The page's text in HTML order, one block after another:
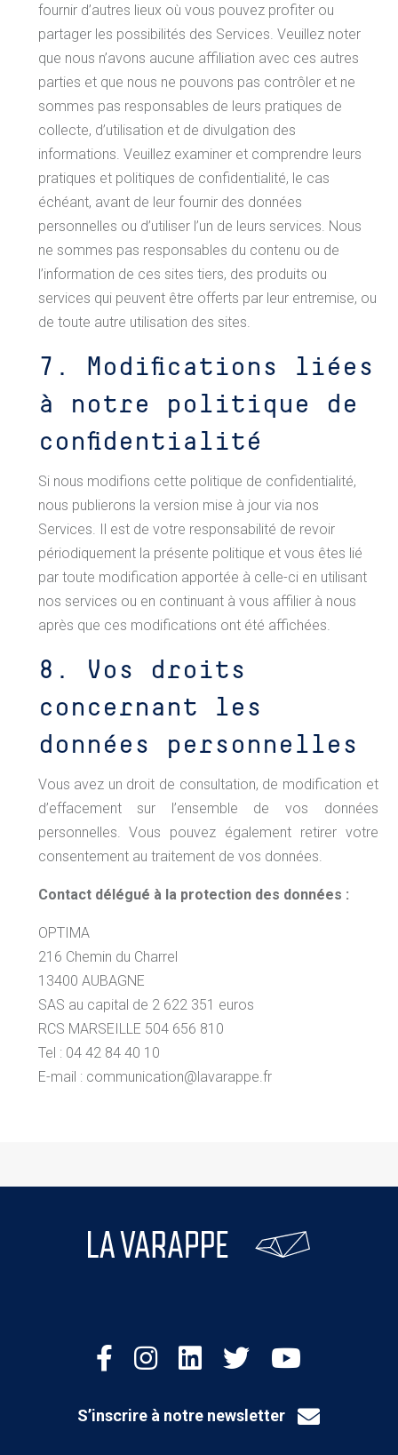
fournir d’autres lieux où vous pouvez profiter ou
partager les possibilités des Services. Veuillez noter
que nous n’avons aucune affiliation avec ces autres
parties et que nous ne pouvons pas contrôler et ne
sommes pas responsables de leurs pratiques de
collecte, d’utilisation et de divulgation des
informations. Veuillez examiner et comprendre leurs
pratiques et politiques de confidentialité, le cas
échéant, avant de leur fournir des données
personnelles ou d’utiliser l’un de leurs services. Nous
ne sommes pas responsables du contenu ou de
l’information de ces sites tiers, des produits ou
services qui peuvent être offerts par leur entremise, ou
de toute autre utilisation des sites.
7. Modifications liées
à notre politique de
confidentialité
Si nous modifions cette politique de confidentialité,
nous publierons la version mise à jour via nos
Services. Il est de votre responsabilité de revoir
périodiquement la présente politique et vous êtes lié
par toute modification apportée à celle-ci en utilisant
nos services ou en continuant à vous affilier à nous
après que ces modifications ont été affichées.
8. Vos droits
concernant les
données personnelles
Vous avez un droit de consultation, de modification et
d’effacement sur l’ensemble de vos données
personnelles. Vous pouvez également retirer votre
consentement au traitement de vos données.
Contact délégué à la protection des données :
OPTIMA
216 Chemin du Charrel
13400 AUBAGNE
SAS au capital de 2 622 351 euros
RCS MARSEILLE 504 656 810
Tel : 04 42 84 40 10
E-mail : communication@lavarappe.fr
S’inscrire à notre newsletter